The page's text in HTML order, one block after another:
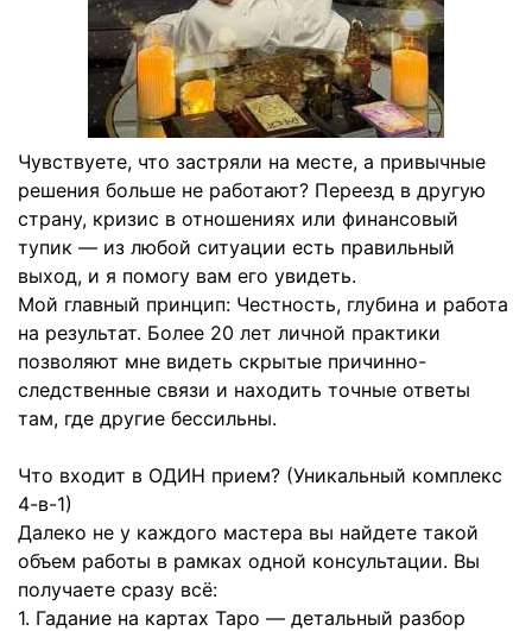
Чувствуете, что застряли на месте, а привычные
решения больше не работают? Переезд в другую
страну, кризис в отношениях или финансовый
тупик — из любой ситуации есть правильный
выход, и я помогу вам его увидеть.
Мой главный принцип: Честность, глубина и работа
на результат. Более 20 лет личной практики
позволяют мне видеть скрытые причинно-
следственные связи и находить точные ответы
там, где другие бессильны.
Что входит в ОДИН прием? (Уникальный комплекс
4-в-1)
Далеко не у каждого мастера вы найдете такой
объем работы в рамках одной консультации. Вы
получаете сразу всё:
1. Гадание на картах Таро — детальный разбор